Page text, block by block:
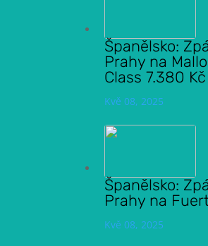
Španělsko:
Prahy na
Class 7.380 Kč
Kvě 08, 2025
Španělsko:
Prahy na
Kvě 08, 2025